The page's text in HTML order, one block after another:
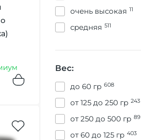
очень высокая 11
средняя 511
Вес:
до 60 гр 608
от 125 до 250 гр 243
от 250 до 500 гр 89
от 60 до 125 гр 403